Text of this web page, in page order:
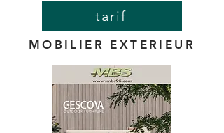
tarif
MOBILIER EXTERIEUR